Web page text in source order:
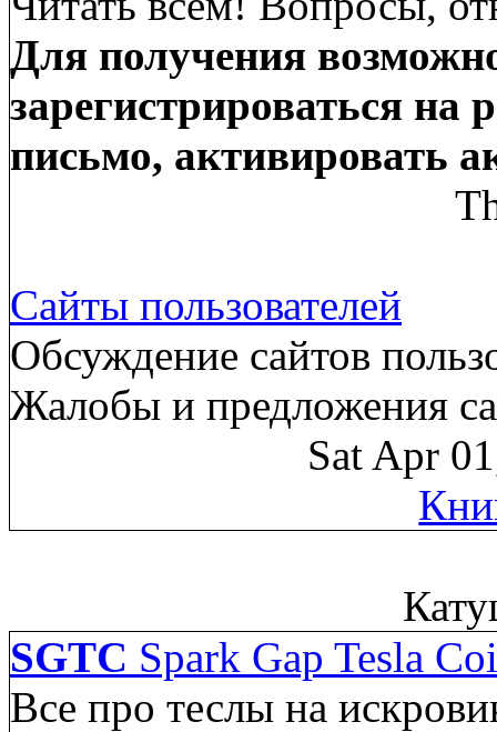
Для получения
зарегистрироваться
письмо, активировать
Сайты пользователей
Обсуждение сайтов
Жалобы и предложения
Sat Apr
SGTC Spark Gap Tesla
Все про теслы на